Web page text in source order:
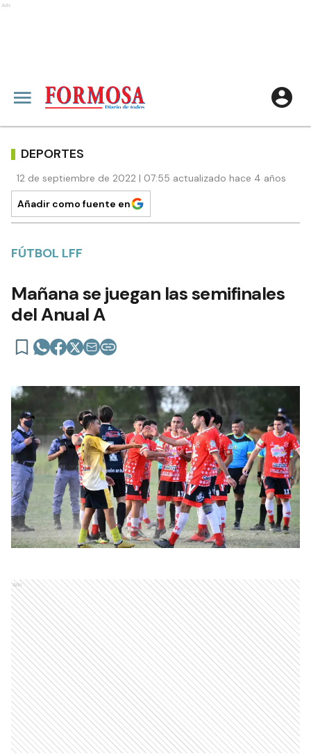
Ads
DEPORTES
12 de septiembre de 2022 | 07:55 actualizado hace 4 años
Añadir como fuente en
FÚTBOL LFF
Mañana se juegan las semifinales
del Anual A
Ads